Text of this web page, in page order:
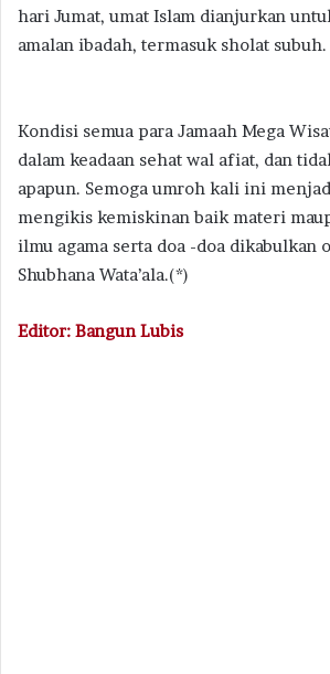
hari Jumat, umat Islam dianjurkan
amalan ibadah, termasuk sholat subuh.
Kondisi semua para Jamaah Mega
dalam keadaan sehat wal afiat, dan
apapun. Semoga umroh kali ini
mengikis kemiskinan baik materi
ilmu agama serta doa -doa dikabulkan
Shubhana Wata’ala.(*)
Editor: Bangun Lubis